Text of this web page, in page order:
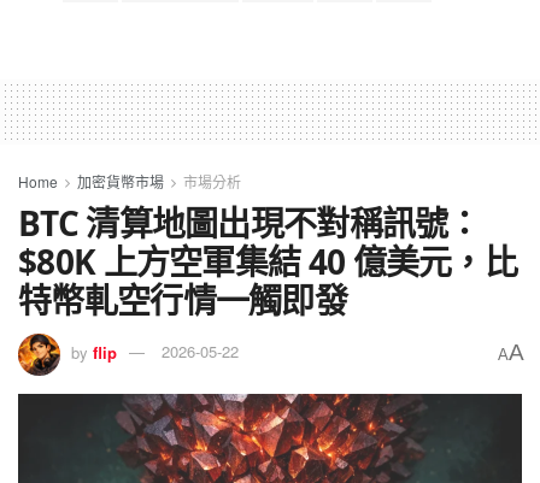
Home 加密貨幣市場 市場分析
BTC 清算地圖出現不對稱訊號：
$80K 上方空軍集結 40 億美元，比
特幣軋空行情一觸即發
by flip 2026-05-22 AA